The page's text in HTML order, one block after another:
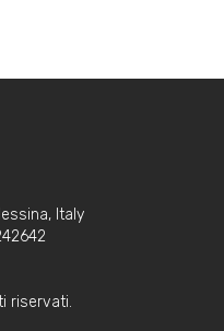
Italy
riservati.